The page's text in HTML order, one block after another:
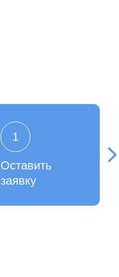
Оставить
заявку
1